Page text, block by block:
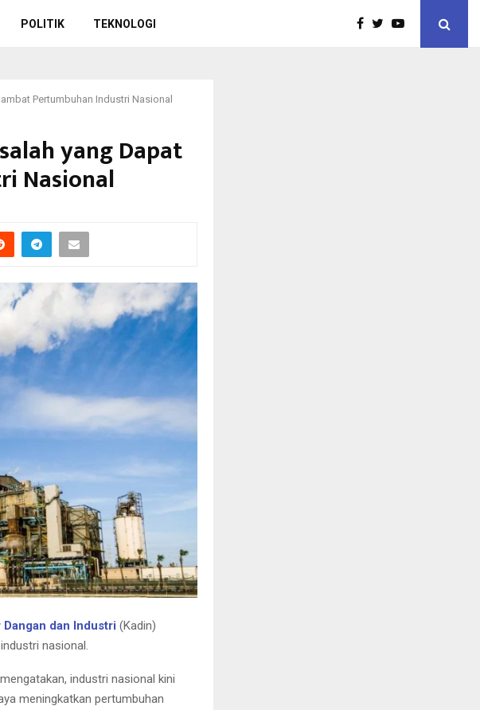
POLITIK TEKNOLOGI
Pertumbuhan Industri Nasional
yang Dapat
Nasional
Dangan dan Industri (Kadin)
nasional.
industri nasional kini
meningkatkan pertumbuhan